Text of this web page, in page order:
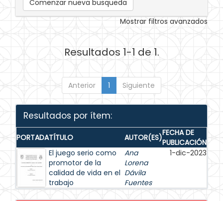
Comenzar nueva busqueda
Mostrar filtros avanzados
Resultados 1-1 de 1.
Anterior 1 Siguiente
Resultados por ítem:
PORTADATÍTULO AUTOR(ES)FECHA DE
PUBLICACIÓN
El juego serio como
promotor de la
calidad de vida en el
trabajo
Ana
Lorena
Dávila
Fuentes
1-dic-2023